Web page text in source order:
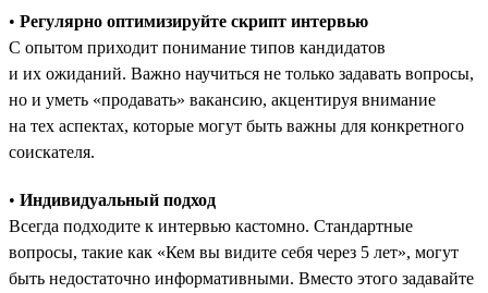
• Регулярно оптимизируйте скрипт интервью
С опытом приходит понимание типов кандидатов
и их ожиданий. Важно научиться не только задавать вопросы,
но и уметь «продавать» вакансию, акцентируя внимание
на тех аспектах, которые могут быть важны для конкретного
соискателя.
• Индивидуальный подход
Всегда подходите к интервью кастомно. Стандартные
вопросы, такие как «Кем вы видите себя через 5 лет», могут
быть недостаточно информативными. Вместо этого задавайте